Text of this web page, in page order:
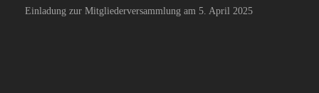
Einladung zur Mitgliederversammlung am 5. April 2025